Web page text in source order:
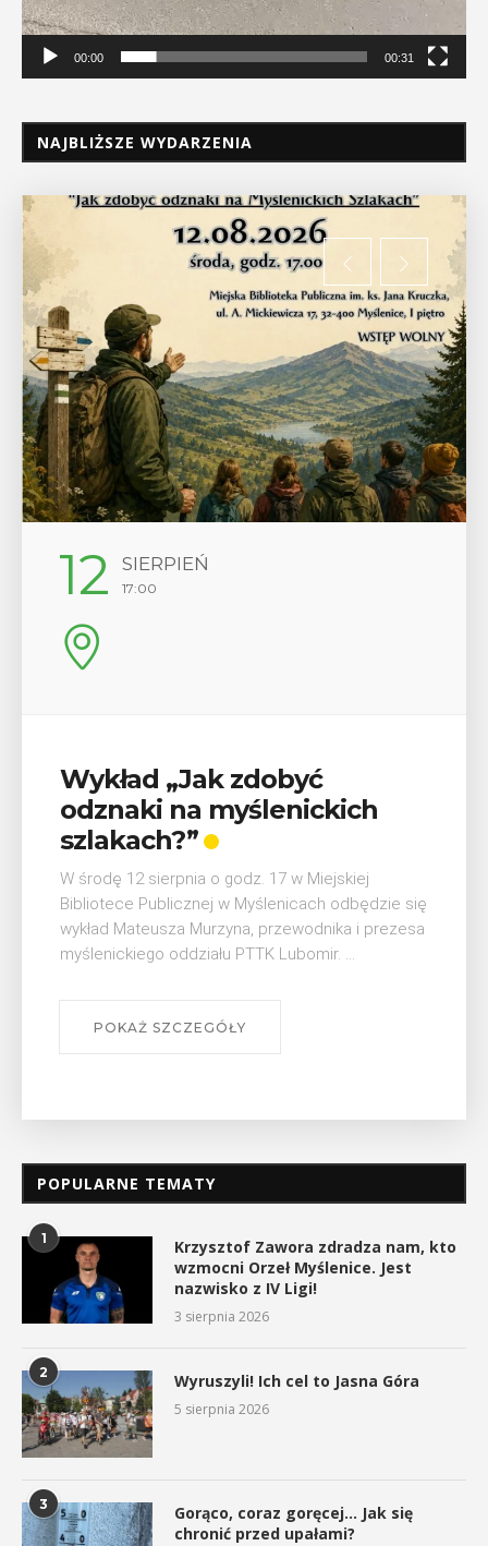
00:00 00:31
NAJBLIŻSZE WYDARZENIA
12 SIERPIEŃ
17:00
Wykład „Jak zdobyć
odznaki na myślenickich
szlakach?”
W środę 12 sierpnia o godz. 17 w Miejskiej
Bibliotece Publicznej w Myślenicach odbędzie się
wykład Mateusza Murzyna, przewodnika i prezesa
myślenickiego oddziału PTTK Lubomir. ...
POKAŻ SZCZEGÓŁY
POPULARNE TEMATY
1
Krzysztof Zawora zdradza nam, kto
wzmocni Orzeł Myślenice. Jest
nazwisko z IV Ligi!
3 sierpnia 2026
2 Wyruszyli! Ich cel to Jasna Góra
5 sierpnia 2026
3
Gorąco, coraz goręcej… Jak się
chronić przed upałami?